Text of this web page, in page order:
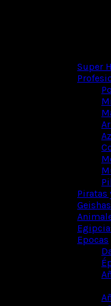
Super
Piratas
Epocas